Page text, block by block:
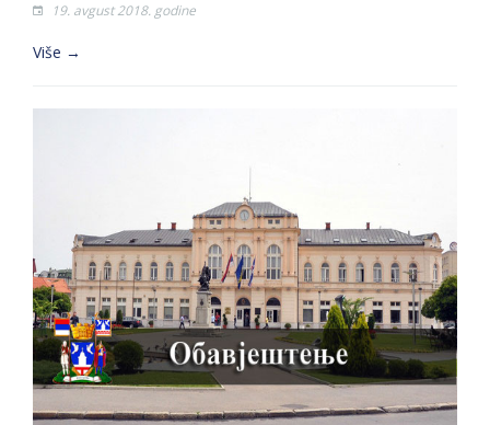
19. avgust 2018. godine
Više →